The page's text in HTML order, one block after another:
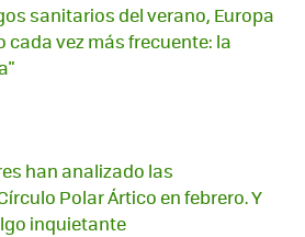
sanitarios del verano, Europa
cada vez más frecuente: la
han analizado las
Polar Ártico en febrero. Y
inquietante